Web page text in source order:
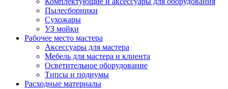
Пылесборники
Сухожары
УЗ мойки
Рабочее место мастера
Аксессуары для мастера
Мебель для мастера и клиента
Осветительное оборудование
Типсы и подиумы
Расходные материалы